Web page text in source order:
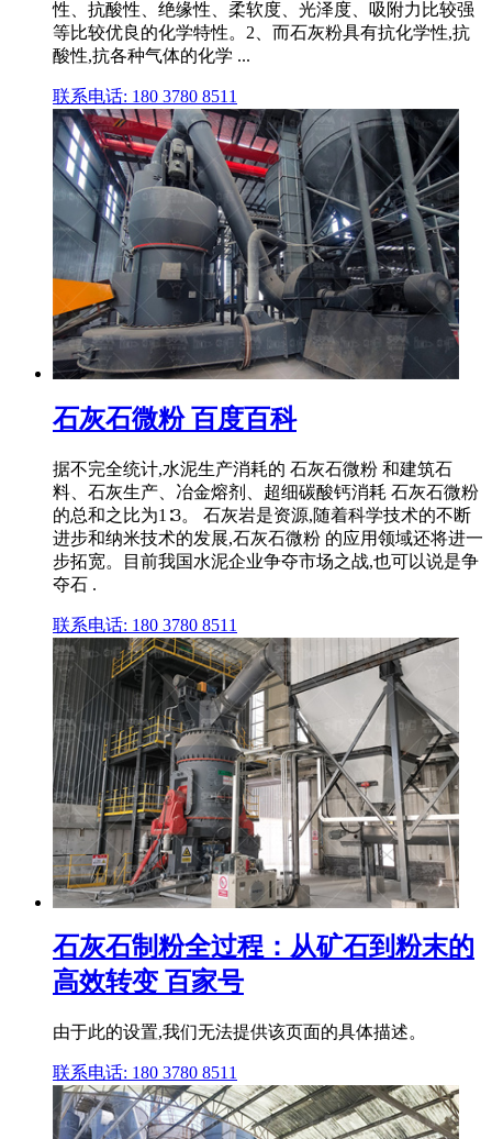
性、抗酸性、绝缘性、柔软度、光泽度、吸附力比较强
等比较优良的化学特性。2、而石灰粉具有抗化学性,抗
酸性,抗各种气体的化学 ...
联系电话: 180 3780 8511
石灰石微粉 百度百科
据不完全统计,水泥生产消耗的 石灰石微粉 和建筑石
料、石灰生产、冶金熔剂、超细碳酸钙消耗 石灰石微粉
的总和之比为1∶3。 石灰岩是资源,随着科学技术的不断
进步和纳米技术的发展,石灰石微粉 的应用领域还将进一
步拓宽。目前我国水泥企业争夺市场之战,也可以说是争
夺石 .
联系电话: 180 3780 8511
石灰石制粉全过程：从矿石到粉末的
高效转变 百家号
由于此的设置,我们无法提供该页面的具体描述。
联系电话: 180 3780 8511